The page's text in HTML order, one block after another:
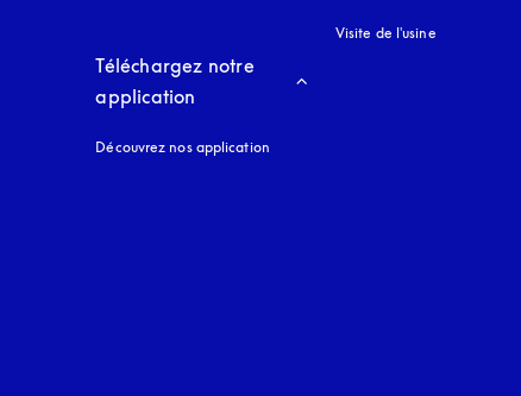
Visite de l'usine
Téléchargez notre
application
Découvrez nos application